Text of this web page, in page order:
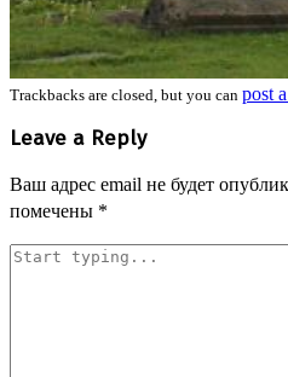
Trackbacks are closed, but you can post
Leave a Reply
Ваш адрес email не будет
помечены *